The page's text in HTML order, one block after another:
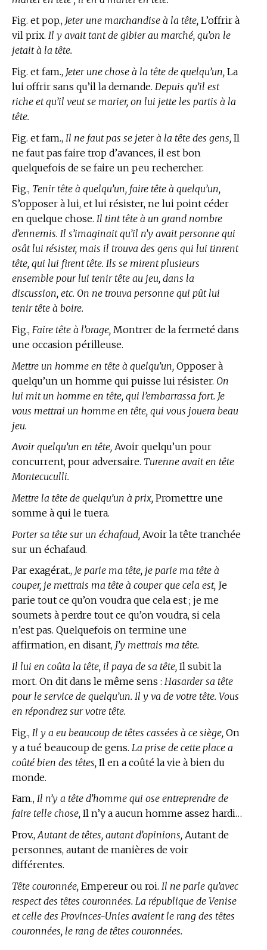
Fig. et pop., Jeter une marchandise à la tête, L’offrir à
vil prix. Il y avait tant de gibier au marché, qu’on le
jetait à la tête.
Fig. et fam., Jeter une chose à la tête de quelqu’un, La
lui offrir sans qu’il la demande. Depuis qu’il est
riche et qu’il veut se marier, on lui jette les partis à la
tête.
Fig. et fam., Il ne faut pas se jeter à la tête des gens, Il
ne faut pas faire trop d’avances, il est bon
quelquefois de se faire un peu rechercher.
Fig., Tenir tête à quelqu’un, faire tête à quelqu’un,
S’opposer à lui, et lui résister, ne lui point céder
en quelque chose. Il tint tête à un grand nombre
d’ennemis. Il s’imaginait qu’il n’y avait personne qui
osât lui résister, mais il trouva des gens qui lui tinrent
tête, qui lui firent tête. Ils se mirent plusieurs
ensemble pour lui tenir tête au jeu, dans la
discussion, etc. On ne trouva personne qui pût lui
tenir tête à boire.
Fig., Faire tête à l’orage, Montrer de la fermeté dans
une occasion périlleuse.
Mettre un homme en tête à quelqu’un, Opposer à
quelqu’un un homme qui puisse lui résister. On
lui mit un homme en tête, qui l’embarrassa fort. Je
vous mettrai un homme en tête, qui vous jouera beau
jeu.
Avoir quelqu’un en tête, Avoir quelqu’un pour
concurrent, pour adversaire. Turenne avait en tête
Montecuculli.
Mettre la tête de quelqu’un à prix, Promettre une
somme à qui le tuera.
Porter sa tête sur un échafaud, Avoir la tête tranchée
sur un échafaud.
Par exagérat., Je parie ma tête, je parie ma tête à
couper, je mettrais ma tête à couper que cela est, Je
parie tout ce qu’on voudra que cela est ; je me
soumets à perdre tout ce qu’on voudra, si cela
n’est pas. Quelquefois on termine une
affirmation, en disant, J’y mettrais ma tête.
Il lui en coûta la tête, il paya de sa tête, Il subit la
mort. On dit dans le même sens : Hasarder sa tête
pour le service de quelqu’un. Il y va de votre tête. Vous
en répondrez sur votre tête.
Fig., Il y a eu beaucoup de têtes cassées à ce siège, On
y a tué beaucoup de gens. La prise de cette place a
coûté bien des têtes, Il en a coûté la vie à bien du
monde.
Fam., Il n’y a tête d’homme qui ose entreprendre de
faire telle chose, Il n’y a aucun homme assez hardi…
Prov., Autant de têtes, autant d’opinions, Autant de
personnes, autant de manières de voir
différentes.
Tête couronnée, Empereur ou roi. Il ne parle qu’avec
respect des têtes couronnées. La république de Venise
et celle des Provinces-Unies avaient le rang des têtes
couronnées, le rang de têtes couronnées.